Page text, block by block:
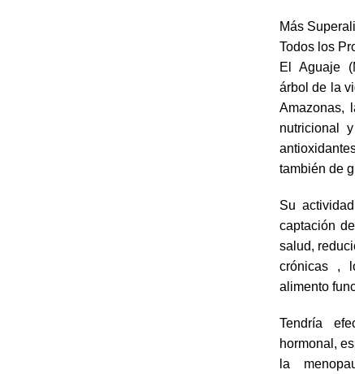
Más
Todos los
El Aguaje
árbol de la
Amazonas,
nutricional
también de
Su
captación
salud,
crónicas ,
alimento
Tendría
hormonal,
la